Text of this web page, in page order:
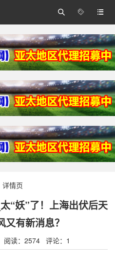



详情页
“妖”了！上海出伏后天
有新消息？
读：2574 评论：1